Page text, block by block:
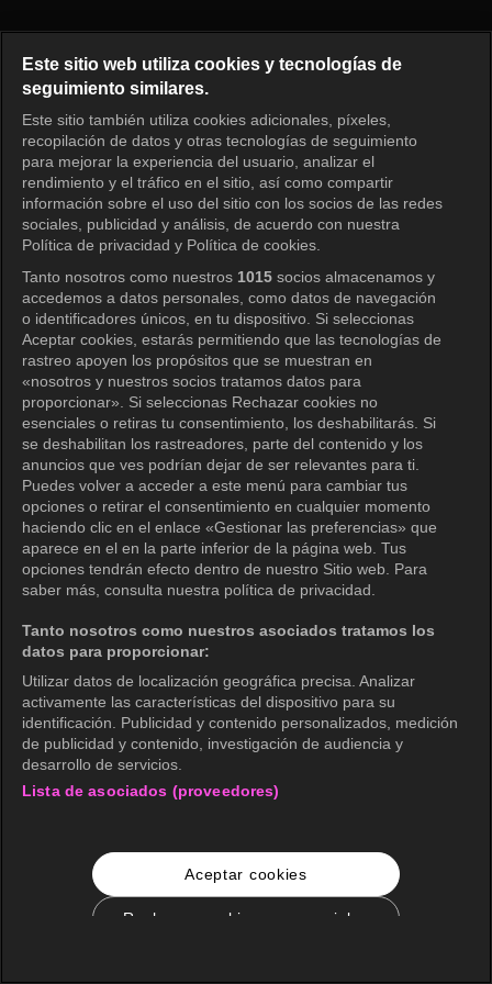
Iniciar sesión
Este sitio web utiliza cookies y tecnologías de
seguimiento similares.
Este sitio también utiliza cookies adicionales, píxeles,
recopilación de datos y otras tecnologías de seguimiento
para mejorar la experiencia del usuario, analizar el
rendimiento y el tráfico en el sitio, así como compartir
información sobre el uso del sitio con los socios de las redes
sociales, publicidad y análisis, de acuerdo con nuestra
Política de privacidad y Política de cookies.
Tanto nosotros como nuestros 1015 socios almacenamos y
accedemos a datos personales, como datos de navegación
o identificadores únicos, en tu dispositivo. Si seleccionas
Aceptar cookies, estarás permitiendo que las tecnologías de
rastreo apoyen los propósitos que se muestran en
«nosotros y nuestros socios tratamos datos para
proporcionar». Si seleccionas Rechazar cookies no
esenciales o retiras tu consentimiento, los deshabilitarás. Si
se deshabilitan los rastreadores, parte del contenido y los
anuncios que ves podrían dejar de ser relevantes para ti.
Puedes volver a acceder a este menú para cambiar tus
opciones o retirar el consentimiento en cualquier momento
haciendo clic en el enlace «Gestionar las preferencias» que
aparece en el en la parte inferior de la página web. Tus
opciones tendrán efecto dentro de nuestro Sitio web. Para
saber más, consulta nuestra política de privacidad.
Tanto nosotros como nuestros asociados tratamos los
datos para proporcionar:
Utilizar datos de localización geográfica precisa. Analizar
activamente las características del dispositivo para su
identificación. Publicidad y contenido personalizados, medición
de publicidad y contenido, investigación de audiencia y
desarrollo de servicios.
Lista de asociados (proveedores)
Aceptar cookies
Rechazar cookies no esenciales